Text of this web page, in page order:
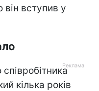
вступив у
кілька років